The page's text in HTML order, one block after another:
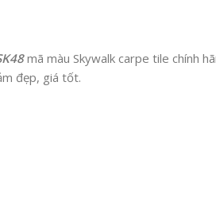
mã màu Skywalk carpe tile chính
đẹp, giá tốt.